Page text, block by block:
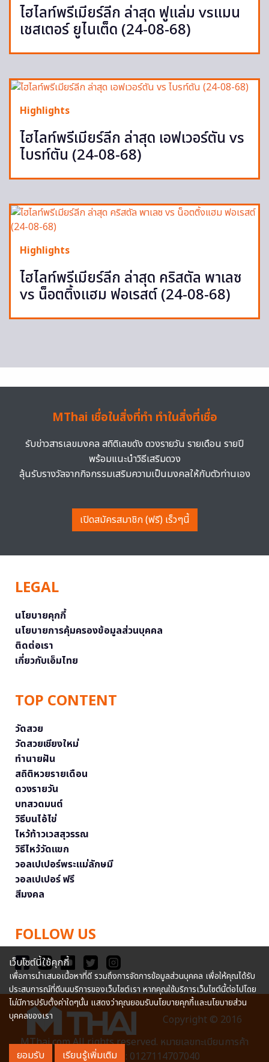
ไฮไลท์พรีเมียร์ลีก ล่าสุด ฟูแล่ม vsแมน
เชสเตอร์ ยูไนเต็ด (24-08-68)
Highlights
ไฮไลท์พรีเมียร์ลีก ล่าสุด เอฟเวอร์ตัน vs
ไบรท์ตัน (24-08-68)
Highlights
ไฮไลท์พรีเมียร์ลีก ล่าสุด คริสตัล พาเลซ
vs น็อตติ้งแฮม ฟอเรสต์ (24-08-68)
MThai เชื่อในสิ่งที่ทำ ทำในสิ่งที่เชื่อ
รับข่าวสารเลขมงคล สถิติเลขดัง ดวงรายวัน รายเดือน รายปี
พร้อมแนะนำวิธีเสริมดวง
ลุ้นรับรางวัลจากกิจกรรมเสริมความเป็นมงคลให้กับตัวท่านเอง
เปิดสมัครสมาชิก (ฟรี) เร็วๆนี้
LEGAL
นโยบายคุกกี้
นโยบายการคุ้มครองข้อมูลส่วนบุคคล
ติดต่อเรา
เกี่ยวกับเอ็มไทย
TOP CONTENT
วัดสวย
วัดสวยเชียงใหม่
ทำนายฝัน
สถิติหวยรายเดือน
ดวงรายวัน
บทสวดมนต์
วิธีบนไอ้ไข่
ไหว้ท้าวเวสสุวรรณ
วิธีไหว้วัดแขก
วอลเปเปอร์พระแม่ลักษมี
วอลเปเปอร์ ฟรี
สีมงคล
FOLLOW US
Copyright © 2016
MThai.com All rights reserved. หมายเลขทะเบียนการค้า
อิเล็กทรอนิกส์ : 0127114707040
เว็บไซต์นี้ใช้คุกกี้
เพื่อการนำเสนอเนื้อหาที่ดี รวมถึงการจัดการข้อมูลส่วนบุคคล เพื่อให้คุณได้รับ
ประสบการณ์ที่ดีบนบริการของเว็บไซต์เรา หากคุณใช้บริการเว็บไซต์นี้ต่อไปโดย
ไม่มีการปรับตั้งค่าใดๆนั้น แสดงว่าคุณยอมรับนโยบายคุกกี้และนโยบายส่วน
บุคคลของเรา
ยอมรับ เรียนรู้เพิ่มเติม